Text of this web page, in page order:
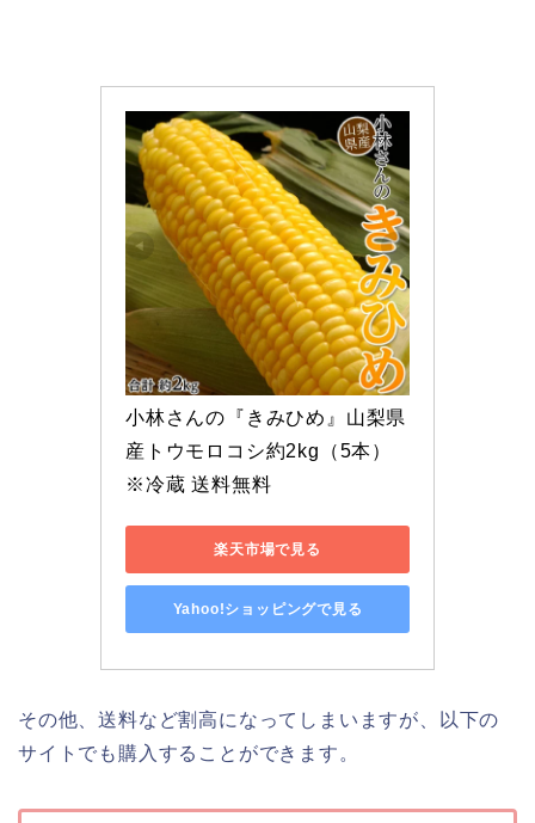
小林さんの『きみひめ』山梨県
産トウモロコシ約2kg（5本）
※冷蔵 送料無料
楽天市場で見る
Yahoo!ショッピングで見る
その他、送料など割高になってしまいますが、以下の
サイトでも購入することができます。